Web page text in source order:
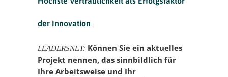
der Innovation
LEADERSNET: Können Sie ein aktuelles
Projekt nennen, das sinnbildlich für
Ihre Arbeitsweise und Ihr